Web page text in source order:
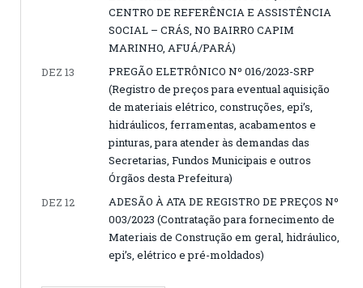
CENTRO DE REFERÊNCIA E ASSISTÊNCIA
SOCIAL – CRÁS, NO BAIRRO CAPIM
MARINHO, AFUÁ/PARÁ)
DEZ 13
PREGÃO ELETRÔNICO Nº 016/2023-SRP
(Registro de preços para eventual aquisição
de materiais elétrico, construções, epi’s,
hidráulicos, ferramentas, acabamentos e
pinturas, para atender às demandas das
Secretarias, Fundos Municipais e outros
Órgãos desta Prefeitura)
DEZ 12
ADESÃO À ATA DE REGISTRO DE PREÇOS Nº
003/2023 (Contratação para fornecimento de
Materiais de Construção em geral, hidráulico,
epi’s, elétrico e pré-moldados)